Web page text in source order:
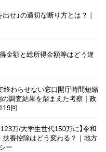
出せ」の適切な断り方とは？｜
得金額と総所得金額等はどう違
終わらせない窓口開庁時間短縮
調査結果を踏まえた考察｜政
回
万/大学生世代150万に】令和
養控除はどう変わる？｜地方
ー